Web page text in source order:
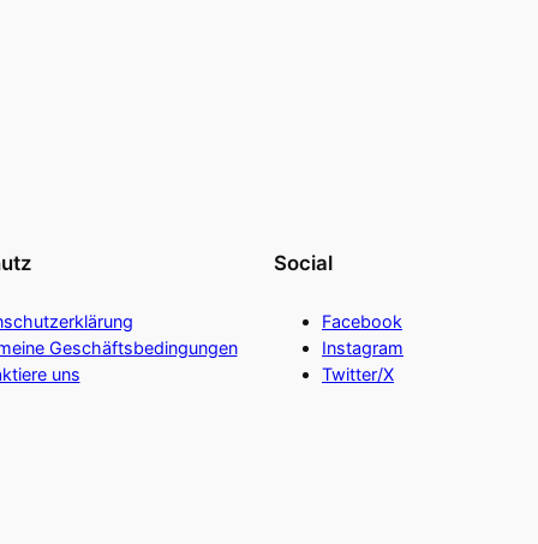
Geschäftsbedingungen
uns
Social
Facebook
Instagram
Twitter/X